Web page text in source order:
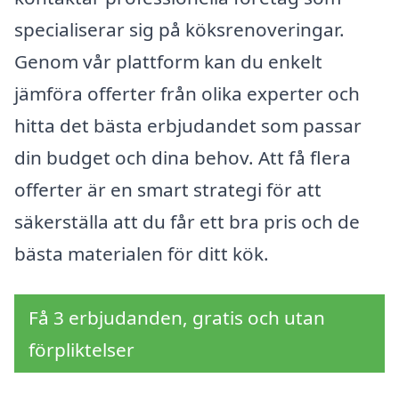
specialiserar sig på köksrenoveringar.
Genom vår plattform kan du enkelt
jämföra offerter från olika experter och
hitta det bästa erbjudandet som passar
din budget och dina behov. Att få flera
offerter är en smart strategi för att
säkerställa att du får ett bra pris och de
bästa materialen för ditt kök.
Få 3 erbjudanden, gratis och utan
förpliktelser